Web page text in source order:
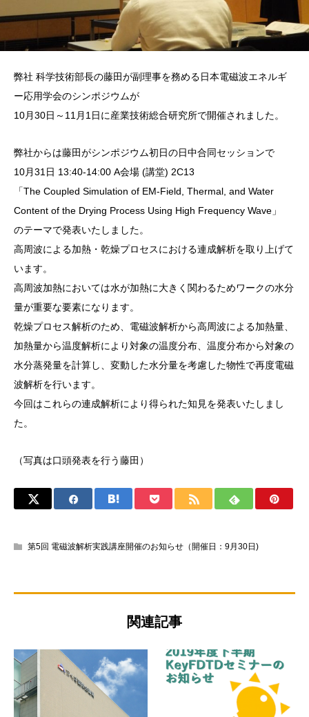
弊社 科学技術部長の藤田が副理事を務める日本電磁波エネルギ
ー応用学会のシンポジウムが
10月30日～11月1日に産業技術総合研究所で開催されました。
弊社からは藤田がシンポジウム初日の日中合同セッションで
10月31日 13:40-14:00 A会場 (講堂) 2C13
「The Coupled Simulation of EM-Field, Thermal, and Water
Content of the Drying Process Using High Frequency Wave」
のテーマで発表いたしました。
高周波による加熱・乾燥プロセスにおける連成解析を取り上げて
います。
高周波加熱においては水が加熱に大きく関わるためワークの水分
量が重要な要素になります。
乾燥プロセス解析のため、電磁波解析から高周波による加熱量、
加熱量から温度解析により対象の温度分布、温度分布から対象の
水分蒸発量を計算し、変動した水分量を考慮した物性で再度電磁
波解析を行います。
今回はこれらの連成解析により得られた知見を発表いたしまし
た。
（写真は口頭発表を行う藤田）
第5回 電磁波解析実践講座開催のお知らせ（開催日：9月30日)
関連記事